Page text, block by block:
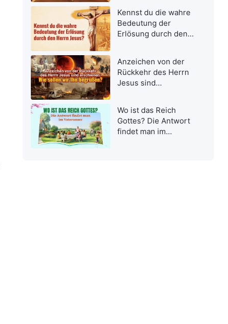
Kennst du die wahre
Bedeutung der
Erlösung durch den
Anzeichen von der
Rückkehr des Herrn
Jesus sind
begrüßen?
Wo ist das Reich
Gottes? Die Antwort
findet man im